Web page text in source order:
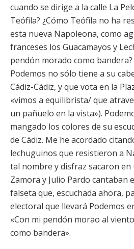
cuando se dirige a la calle La
Teófila? ¿Cómo Teófila no ha
esta nueva Napoleona, como
franceses los Guacamayos y
pendón morado como
Podemos no sólo tiene a su
Cádiz-Cádiz, y que vota en la
«vimos a equilibrista/ que
un pañuelo en la vista»).
mangado los colores de su
de Cádiz. Me he acordado
lechuguinos que resistieron a
tal nombre y disfraz sacaron en
Zamora y Julio Pardo cantaban
falseta que, escuchada ahora,
electoral que llevará Podemos
«Con mi pendón morao al
como bandera».